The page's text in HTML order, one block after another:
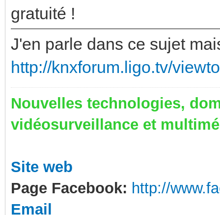
gratuité !
J'en parle dans ce sujet
http://knxforum.ligo.tv/
Nouvelles technologies,
vidéosurveillance et
Site web
Page Facebook: http://
Email